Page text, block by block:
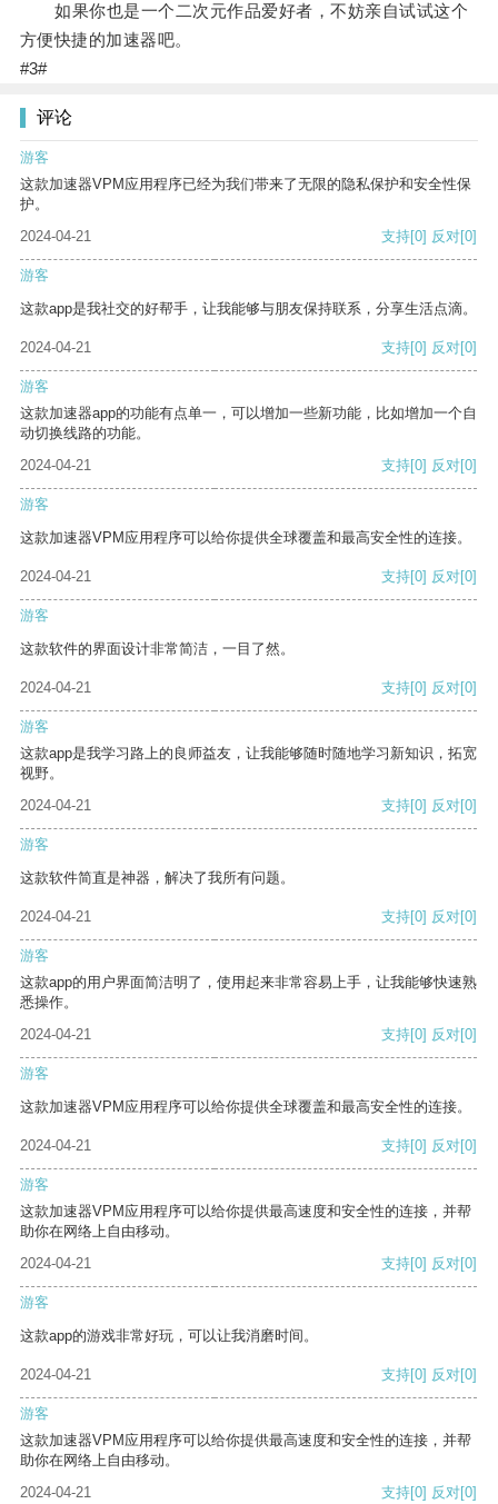
如果你也是一个二次元作品爱好者，不妨亲自试试这个
方便快捷的加速器吧。
#3#
评论
游客
这款加速器VPM应用程序已经为我们带来了无限的隐私保护和安全性保
护。
2024-04-21
支持[0] 反对[0]
游客
这款app是我社交的好帮手，让我能够与朋友保持联系，分享生活点滴。
2024-04-21 支持[0] 反对[0]
游客
这款加速器app的功能有点单一，可以增加一些新功能，比如增加一个自
动切换线路的功能。
2024-04-21
支持[0] 反对[0]
游客
这款加速器VPM应用程序可以给你提供全球覆盖和最高安全性的连接。
2024-04-21 支持[0] 反对[0]
游客
这款软件的界面设计非常简洁，一目了然。
2024-04-21 支持[0] 反对[0]
游客
这款app是我学习路上的良师益友，让我能够随时随地学习新知识，拓宽
视野。
2024-04-21
支持[0] 反对[0]
游客
这款软件简直是神器，解决了我所有问题。
2024-04-21 支持[0] 反对[0]
游客
这款app的用户界面简洁明了，使用起来非常容易上手，让我能够快速熟
悉操作。
2024-04-21
支持[0] 反对[0]
游客
这款加速器VPM应用程序可以给你提供全球覆盖和最高安全性的连接。
2024-04-21 支持[0] 反对[0]
游客
这款加速器VPM应用程序可以给你提供最高速度和安全性的连接，并帮
助你在网络上自由移动。
2024-04-21
支持[0] 反对[0]
游客
这款app的游戏非常好玩，可以让我消磨时间。
2024-04-21 支持[0] 反对[0]
游客
这款加速器VPM应用程序可以给你提供最高速度和安全性的连接，并帮
助你在网络上自由移动。
2024-04-21
支持[0] 反对[0]